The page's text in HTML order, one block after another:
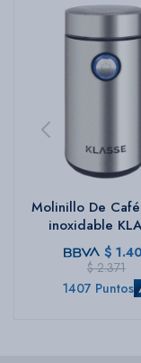
Molinillo De
inoxidable
$
$ 2.371
1407 Puntos